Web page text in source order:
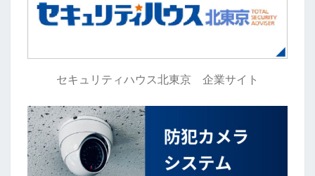
セキュリティハウス北東京 企業サイト